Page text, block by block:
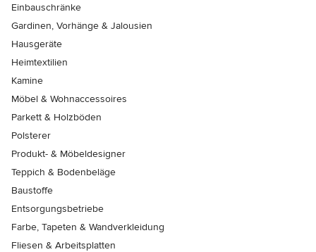
Einbauschränke
Gardinen, Vorhänge & Jalousien
Hausgeräte
Heimtextilien
Kamine
Möbel & Wohnaccessoires
Parkett & Holzböden
Polsterer
Produkt- & Möbeldesigner
Teppich & Bodenbeläge
Baustoffe
Entsorgungsbetriebe
Farbe, Tapeten & Wandverkleidung
Fliesen & Arbeitsplatten